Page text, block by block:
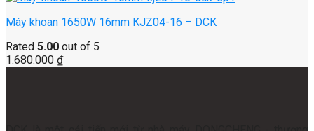
Máy khoan 1650W 16mm KJZ04-16 – DCK
Rated 5.00 out of 5
1.680.000 ₫